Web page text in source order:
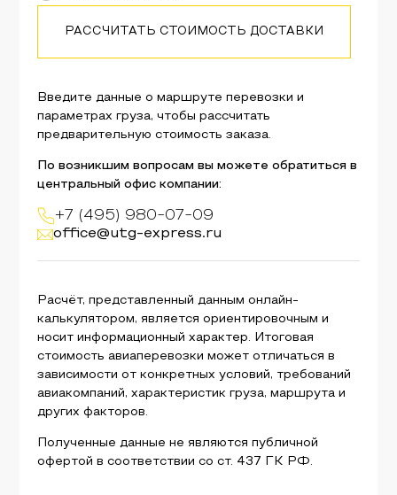
Введите данные о маршруте перевозки и
параметрах груза, чтобы рассчитать
предварительную стоимость заказа.
По возникшим вопросам вы можете обратиться в
центральный офис компании:
+7 (495) 980-07-09
office@utg-express.ru
Расчёт, представленный данным онлайн-
калькулятором, является ориентировочным и
носит информационный характер. Итоговая
стоимость авиаперевозки может отличаться в
зависимости от конкретных условий, требований
авиакомпаний, характеристик груза, маршрута и
других факторов.
Полученные данные не являются публичной
офертой в соответствии со ст. 437 ГК РФ.
РАССЧИТАТЬ СТОИМОСТЬ ДОСТАВКИ